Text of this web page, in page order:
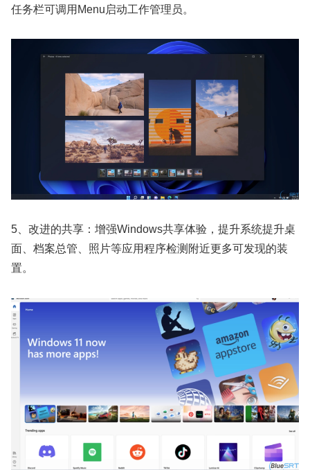
任务栏可调用Menu启动工作管理员。
5、改进的共享：增强Windows共享体验，提升系统提升桌
面、档案总管、照片等应用程序检测附近更多可发现的装
置。